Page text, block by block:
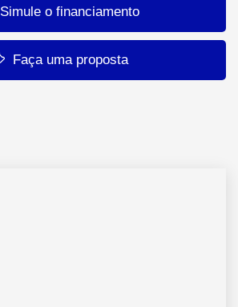
Simule o financiamento
Faça uma proposta